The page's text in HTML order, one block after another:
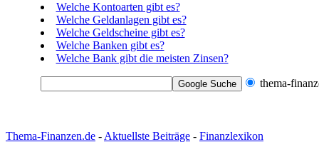
Welche Kontoarten gibt es?
Welche Geldanlagen gibt es?
Welche Geldscheine gibt es?
Welche Banken gibt es?
Welche Bank gibt die meisten Zinsen?
thema-
Thema-Finanzen.de - Aktuellste Beiträge - Finanzlexikon